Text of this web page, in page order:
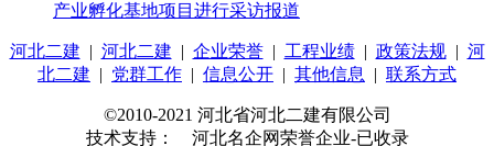
产业孵化基地项目进行采访报道
河北二建 | 河北二建 | 企业荣誉| 工程业绩| 政策法规| 河
北二建 | 党群工作 | 信息公开 | 其他信息 | 联系方式
©2010-2021 河北省河北二建有限公司
技术支持： 河北名企网荣誉企业-已收录